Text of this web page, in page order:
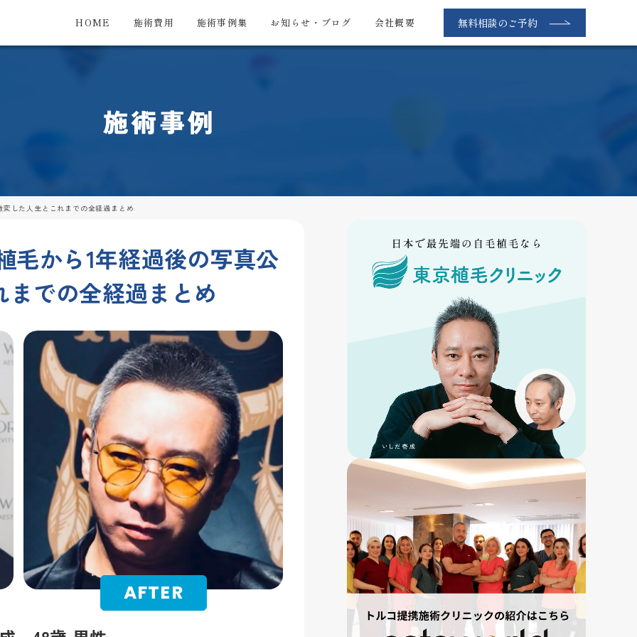
HOME 施術費用 施術事例集 お知らせ・ブログ 会社概要 無料相談のご予約
施術事例
した人生とこれまでの全経過まとめ
毛から1年経過後の写真公
での全経過まとめ